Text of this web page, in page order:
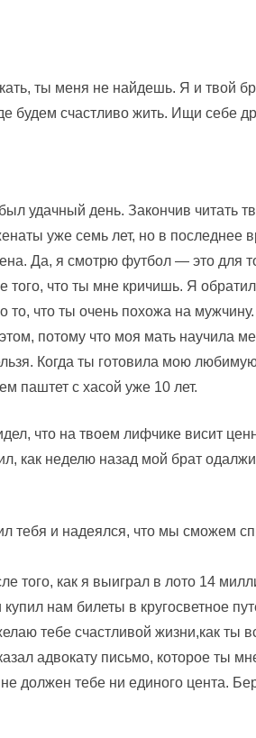
ты меня не найдешь. Я и твой
будем счастливо жить. Ищи себе
удачный день. Закончив читать
уже семь лет, но в последнее
Да, я смотрю футбол — это для
того, что ты мне кричишь. Я
что ты очень похожа на мужчину.
потому что моя мать научила
Когда ты готовила мою
паштет с хасой уже 10 лет.
что на твоем лифчике висит
как неделю назад мой брат
тебя и надеялся, что мы сможем
того, как я выиграл в лото 14
нам билеты в кругосветное
тебе счастливой жизни,как ты
адвокату письмо, которое ты
не должен тебе ни единого цента.